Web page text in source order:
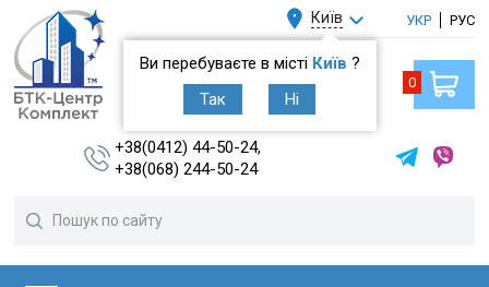
Київ
Ви перебуваєте в місті Київ ?
Так
Ні
УКР РУС
+38(0412) 44-50-24,
+38(068) 244-50-24
0